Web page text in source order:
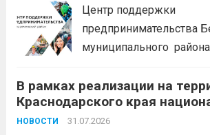
Центр поддержки
предпринимательства
муниципального района
БЕСПЛАТНЫЕ
Бухгалтерский учет и
деклараций; Трудовое
В рамках реализации на
Краснодарского края
проекта «Эффективная и
НОВОСТИ 31.07.2026